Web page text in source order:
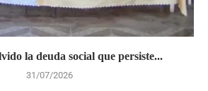
la deuda social que persiste...
31/07/2026